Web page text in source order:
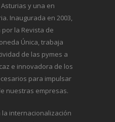
y una en
Inaugurada en 2003,
la Revista de
Única , trabaja
de las pymes a
e innovadora de los
para impulsar
nuestras empresas.
la internacionalización